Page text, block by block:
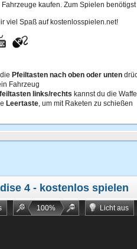
kaufen. Zum Spielen
viel Spaß auf kostenlosspielen.net!
Pfeiltasten nach oben oder unten
Fahrzeug
links/rechts kannst du die
Leertaste, um mit Raketen zu schießen
4 - kostenlos spielen
100% Licht aus